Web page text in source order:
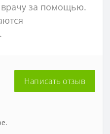
врачу за помощью.
Написать отзыв